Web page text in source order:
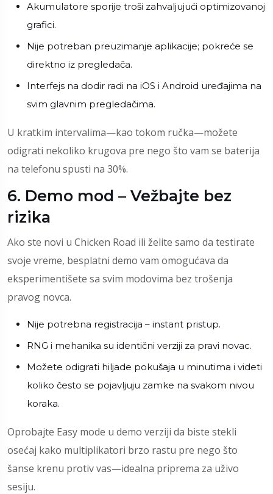
Akumulatore sporije troši zahvaljujući optimizovanoj
grafici.
Nije potreban preuzimanje aplikacije; pokreće se
direktno iz pregledača.
Interfejs na dodir radi na iOS i Android uređajima na
svim glavnim pregledačima.
U kratkim intervalima—kao tokom ručka—možete
odigrati nekoliko krugova pre nego što vam se baterija
na telefonu spusti na 30%.
6. Demo mod – Vežbajte bez
rizika
Ako ste novi u Chicken Road ili želite samo da testirate
svoje vreme, besplatni demo vam omogućava da
eksperimentišete sa svim modovima bez trošenja
pravog novca.
Nije potrebna registracija – instant pristup.
RNG i mehanika su identični verziji za pravi novac.
Možete odigrati hiljade pokušaja u minutima i videti
koliko često se pojavljuju zamke na svakom nivou
koraka.
Oprobajte Easy mode u demo verziji da biste stekli
osećaj kako multiplikatori brzo rastu pre nego što
šanse krenu protiv vas—idealna priprema za uživo
sesiju.